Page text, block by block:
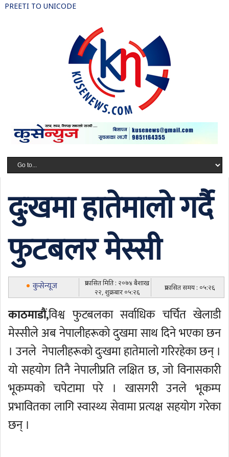
PREETI TO UNICODE
दुःखमा हातेमालो गर्दै
फुटबलर मेस्सी
कुसेन्यूज
प्रकासित मिति : २०७४ बैशाख
२२, शुक्रबार ०५:२६
प्रकासित समय : ०५:२६
काठमाडौं,विश्व फुटबलका सर्वाधिक चर्चित खेलाडी
मेस्सीले अब नेपालीहरूकाे दुखमा साथ दिने भएका छन
। उनले नेपालीहरूकाे दुःखमा हातेमालो गरिरहेका छन् ।
यो सहयोग तिनै नेपालीप्रति लक्षित छ, जो विनासकारी
भूकम्पको चपेटामा परे । खासगरी उनले भूकम्प
प्रभावितका लागि स्वास्थ्य सेवामा प्रत्यक्ष सहयोग गरेका
छन् ।